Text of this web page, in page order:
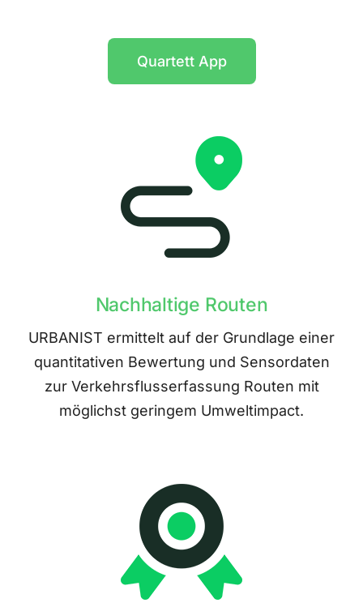
Quartett App
Nachhaltige Routen
URBANIST ermittelt auf der Grundlage einer
quantitativen Bewertung und Sensordaten
zur Verkehrsflusserfassung Routen mit
möglichst geringem Umweltimpact.